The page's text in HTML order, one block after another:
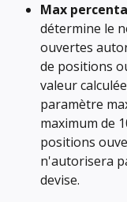
Max
détermine le
ouvertes
de positions
valeur
paramètre
maximum de
positions
n'autorisera
devise.